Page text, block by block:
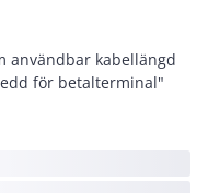
användbar kabellängd
för betalterminal"